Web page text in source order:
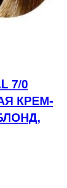
7/0
КРЕМ-